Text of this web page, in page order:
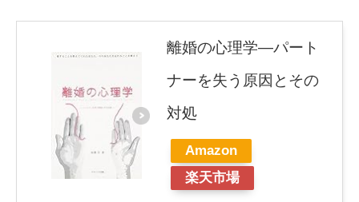
離婚の心理学―パート
ナーを失う原因とその
対処
Amazon
楽天市場